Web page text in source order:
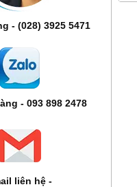
- (028) 3925 5471
- 093 898 2478
liên hệ -